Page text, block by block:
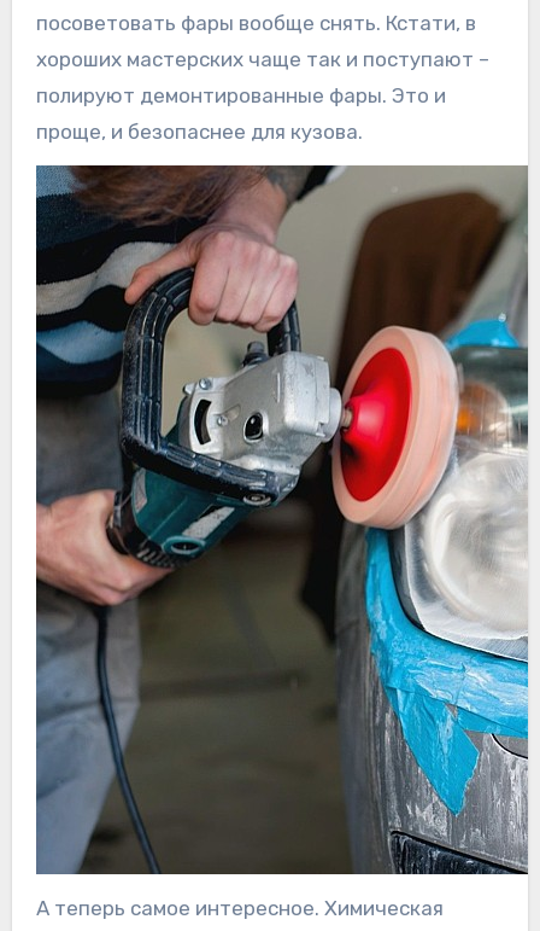
посоветовать фары вообще снять. Кстати, в
хороших мастерских чаще так и поступают –
полируют демонтированные фары. Это и
проще, и безопаснее для кузова.
А теперь самое интересное. Химическая